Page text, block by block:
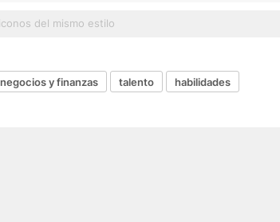
negocios y finanzas talento habilidades